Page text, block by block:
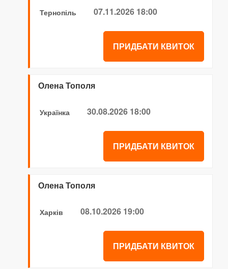
Тернопіль 07.11.2026 18:00
ПРИДБАТИ КВИТОК
Олена Тополя
Українка 30.08.2026 18:00
ПРИДБАТИ КВИТОК
Олена Тополя
Харків 08.10.2026 19:00
ПРИДБАТИ КВИТОК